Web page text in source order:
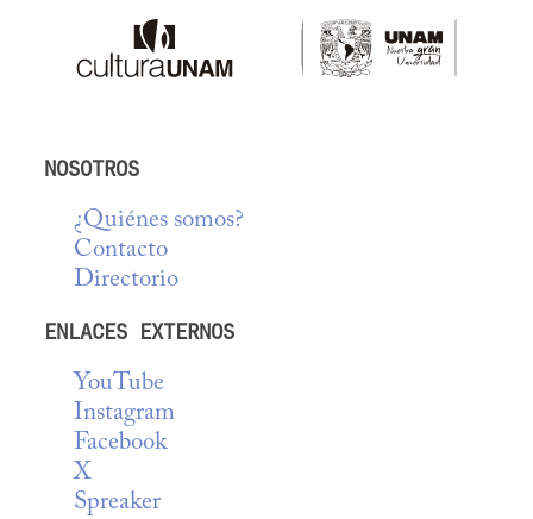
NOSOTROS
¿Quiénes somos?
Contacto
Directorio
ENLACES EXTERNOS
YouTube
Instagram
Facebook
X
Spreaker